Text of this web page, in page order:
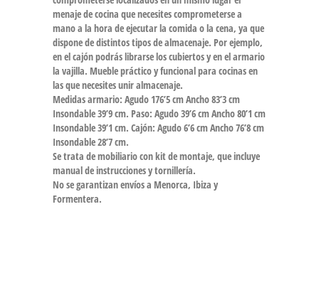
menaje de cocina que necesites comprometerse a
mano a la hora de ejecutar la comida o la cena, ya que
dispone de distintos tipos de almacenaje. Por ejemplo,
en el cajón podrás librarse los cubiertos y en el armario
la vajilla. Mueble práctico y funcional para cocinas en
las que necesites unir almacenaje.
Medidas armario: Agudo 176’5 cm Ancho 83’3 cm
Insondable 39’9 cm. Paso: Agudo 39’6 cm Ancho 80’1 cm
Insondable 39’1 cm. Cajón: Agudo 6’6 cm Ancho 76’8 cm
Insondable 28’7 cm.
Se trata de mobiliario con kit de montaje, que incluye
manual de instrucciones y tornillería.
No se garantizan envíos a Menorca, Ibiza y
Formentera.